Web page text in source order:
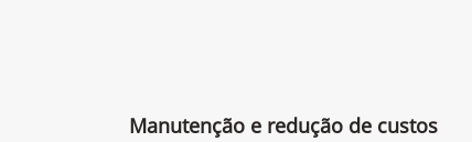
Manutenção e redução de custos